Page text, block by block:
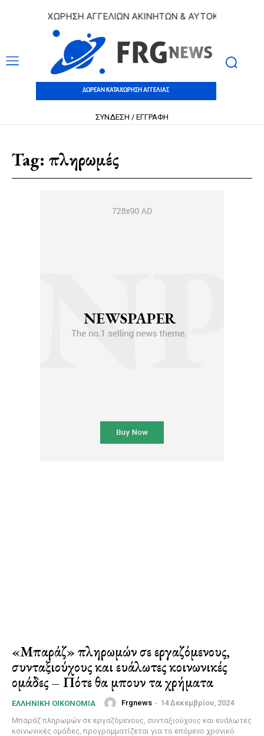
ΚΑΤΑΧΩΡΗΣΗ ΑΓΓΕΛΙΩΝ ΑΚΙΝΗΤΩΝ & ΑΥΤΟΚΙΝΗΤΩΝ |
ΔΩΡΕΑΝ ΚΑΤΑΧΩΡΗΣΗ ΑΓΓΕΛΙΑΣ
ΣΥΝΔΕΣΗ / ΕΓΓΡΑΦΗ
Tag: πληρωμές
«Μπαράζ» πληρωμών σε εργαζόμενους,
συνταξιούχους και ευάλωτες κοινωνικές
ομάδες – Πότε θα μπουν τα χρήματα
ΕΛΛΗΝΙΚΉ ΟΙΚΟΝΟΜΊΑ Frgnews - 14 Δεκεμβρίου, 2024
Μπαράζ πληρωμών σε εργαζόμενους, συνταξιούχους και ευάλωτες
κοινωνικές ομάδες, προγραμματίζεται για το επόμενο χρονικό